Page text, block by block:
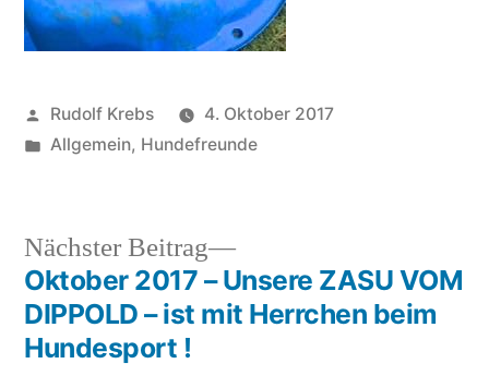
Veröffentlicht
von
Rudolf Krebs
4. Oktober 2017
Veröffentlicht
Allgemein, Hundefreunde
Beitragsnavigation
Nächster Beitrag
Nächster
Beitrag:
Oktober 2017 – Unsere ZASU VOM
DIPPOLD – ist mit Herrchen beim
Hundesport !